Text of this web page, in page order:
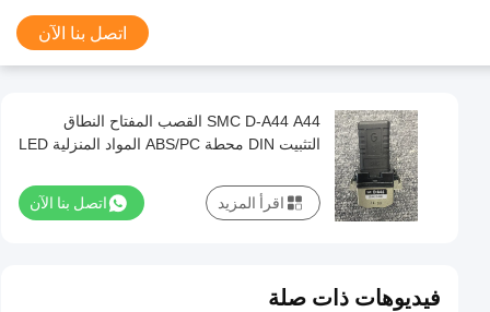
اتصل بنا الآن
SMC D-A44 A44 القصب المفتاح النطاق
التثبيت DIN محطة ABS/PC المواد المنزلية LED
اتصل بنا الآن اقرأ المزيد
فيديوهات ذات صلة